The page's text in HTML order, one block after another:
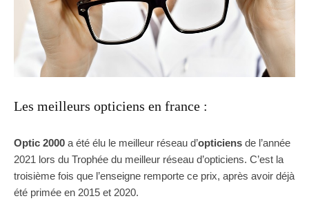
Les meilleurs opticiens en france :
Optic 2000 a été élu le meilleur réseau d’opticiens de l’année
2021 lors du Trophée du meilleur réseau d’opticiens. C’est la
troisième fois que l’enseigne remporte ce prix, après avoir déjà
été primée en 2015 et 2020.